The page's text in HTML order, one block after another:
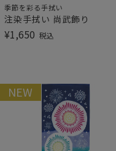
季節を彩る手拭い
注染手拭い 尚武飾り
¥1,650 税込
NEW